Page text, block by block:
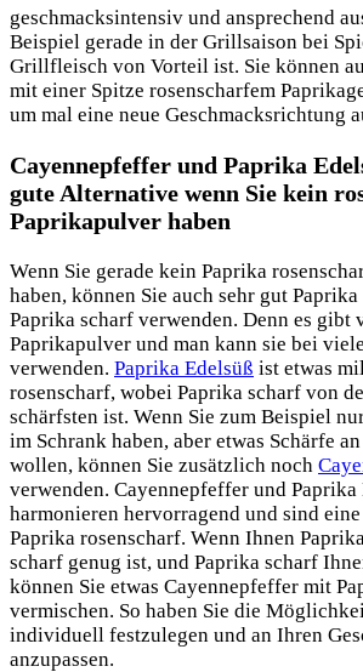
geschmacksintensiv und ansprechend
Beispiel gerade in der Grillsaison bei
Grillfleisch von Vorteil ist. Sie können
mit einer Spitze rosenscharfem
um mal eine neue Geschmacksrichtung
Cayennepfeffer und Paprika
gute Alternative wenn Sie kein
Paprikapulver haben
Wenn Sie gerade kein Paprika
haben, können Sie auch sehr gut
Paprika scharf verwenden. Denn es gibt
Paprikapulver und man kann sie bei
verwenden. Paprika Edelsüß ist etwas
rosenscharf, wobei Paprika scharf von
schärfsten ist. Wenn Sie zum Beispiel
im Schrank haben, aber etwas Schärfe
wollen, können Sie zusätzlich noch
verwenden. Cayennepfeffer und Paprika
harmonieren hervorragend und sind
Paprika rosenscharf. Wenn Ihnen
scharf genug ist, und Paprika scharf
können Sie etwas Cayennepfeffer mit
vermischen. So haben Sie die
individuell festzulegen und an Ihren
anzupassen.